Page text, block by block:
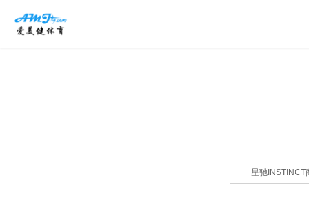
星驰INSTINCT